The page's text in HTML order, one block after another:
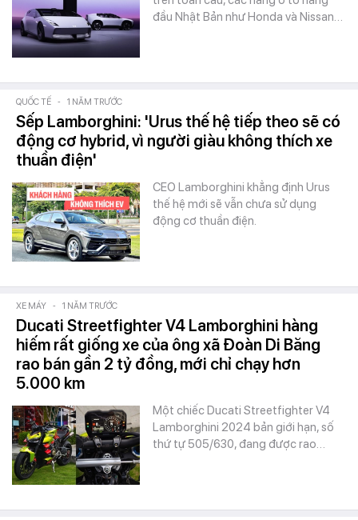
đầu Nhật Bản như Honda và Nissan…
QUỐC TẾ - 1 NĂM TRƯỚC
Sếp Lamborghini: 'Urus thế hệ tiếp theo sẽ có
động cơ hybrid, vì người giàu không thích xe
thuần điện'
CEO Lamborghini khẳng định Urus
thế hệ mới sẽ vẫn chưa sử dụng
động cơ thuần điện.
XE MÁY - 1 NĂM TRƯỚC
Ducati Streetfighter V4 Lamborghini hàng
hiếm rất giống xe của ông xã Đoàn Di Băng
rao bán gần 2 tỷ đồng, mới chỉ chạy hơn
5.000 km
Một chiếc Ducati Streetfighter V4
Lamborghini 2024 bản giới hạn, số
thứ tự 505/630, đang được rao…